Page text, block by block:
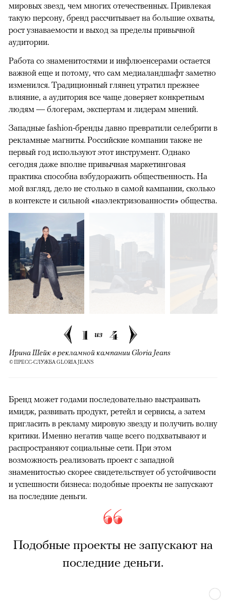
мировых звезд, чем многих отечественных. Привлекая
такую персону, бренд рассчитывает на большие охваты,
рост узнаваемости и выход за пределы привычной
аудитории.
Работа со знаменитостями и инфлюенсерами остается
важной еще и потому, что сам медиаландшафт заметно
изменился. Традиционный глянец утратил прежнее
влияние, а аудитория все чаще доверяет конкретным
людям — блогерам, экспертам и лидерам мнений.
Западные fashion-бренды давно превратили селебрити в
рекламные магниты. Российские компании также не
первый год используют этот инструмент. Однако
сегодня даже вполне привычная маркетинговая
практика способна взбудоражить общественность. На
мой взгляд, дело не столько в самой кампании, сколько
в контексте и сильной «наэлектризованности» общества.
1 из 4
Ирина Шейк в рекламной кампании Gloria Jeans
© ПРЕСС-СЛУЖБА GLORIA JEANS
Бренд может годами последовательно выстраивать
имидж, развивать продукт, ретейл и сервисы, а затем
пригласить в рекламу мировую звезду и получить волну
критики. Именно негатив чаще всего подхватывают и
распространяют социальные сети. При этом
возможность реализовать проект с западной
знаменитостью скорее свидетельствует об устойчивости
и успешности бизнеса: подобные проекты не запускают
на последние деньги.
Подобные проекты не запускают на
последние деньги.